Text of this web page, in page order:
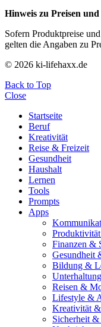
Hinweis zu Preisen
Sofern Produktpreise
gelten die Angaben zu
© 2026 ki-lifehaxx.de
Back to Top
Close
Startseite
Beruf
Kreativität
Reise & Freizeit
Gesundheit
Haushalt
Lernen
Tools
Prompts
Apps
Finanzen &
Gesundheit
Bildung &
Reisen &
Lifestyle &
Kreativität
Sicherheit